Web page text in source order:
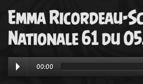
Emma Ricordeau-
Nationale 61 du
00:00